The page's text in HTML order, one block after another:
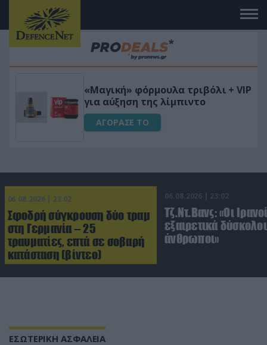
τριβόλι + VIP
Φριτέζα Αέρος 8Lt με
έλεγχο για Υγιεινό
Χωρίς Λάδι 1650W
06.08.2026 | 23:02
Σφοδρή σύγκρουση δύο τραμ
στη Γερμανία – 25
τραυματίες, επτά σε σοβαρή
κατάσταση (βίντεο)
06.08.2026 | 23:02
Τζ.Ντ.Βανς: «Οι
εξαιρετικά δύσκολοι
άνθρωποι»
ΕΣΩΤΕΡΙΚΗ ΑΣΦΑΛΕΙΑ